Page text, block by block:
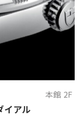
本館 2F
イアル